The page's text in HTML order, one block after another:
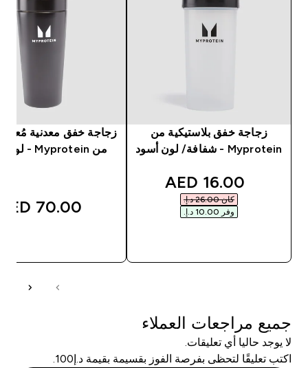
زجاجة خفق بلاستيكية من
Myprotein - شفافة/ لون أسود
discounted price
16.00 AED‎
كان ‏26.00 د.إ.‏‎
وفر ‏10.00 د.إ.‏‎
زجاجة خفق معدنية مُعاد
من Myprotein - لون أسود
70.00 AED‎
جميع مراجعات العملاء
لا يوجد حاليا أي تعليقات.
اكتب تعليقًا لتحظى بفرصة الفوز بقسيمة بقيمة د.إ100.